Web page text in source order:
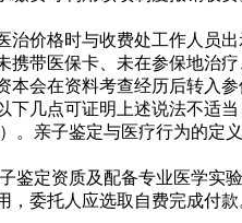
价格时与收费处工作人员
带医保卡、未在参保地治
会在资料考查经历后转入参
几点可证明上述说法不适当
亲子鉴定与医疗行为的定
定资质及配备专业医学实
委托人应选取自费完成付款